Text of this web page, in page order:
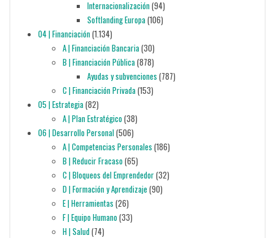
Internacionalización(94)
Softlanding Europa(106)
04 | Financiación(1.134)
A | Financiación Bancaria(30)
B | Financiación Pública(878)
Ayudas y subvenciones (787)
C | Financiación Privada(153)
05 | Estrategia(82)
A | Plan Estratégico(38)
06 | Desarrollo Personal(506)
A | Competencias Personales (186)
B | Reducir Fracaso(65)
C | Bloqueos del Emprendedor(32)
D | Formación y Aprendizaje (90)
E | Herramientas (26)
F | Equipo Humano(33)
H | Salud(74)